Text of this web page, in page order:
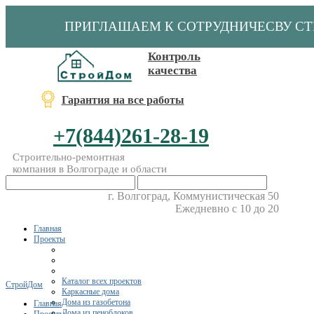
ПРИГЛАШАЕМ К СОТРУДНИЧЕСВУ
Контроль
качества
Гарантия на все работы
+7(844)261-28-19
Строительно-ремонтная
компания в Волгограде и области
г. Волгоград, Коммунистическая 50
Ежедневно с 10 до 20
Главная
Проекты
Каталог всех проектов
Каркасные дома
Дома из газобетона
СтройДом
Главная